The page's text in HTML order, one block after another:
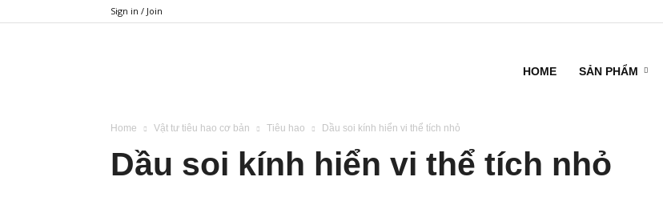
Sign in / Join
HOME SẢN PHẨM
Home Vật tư tiêu hao cơ bản Tiêu hao Dầu soi kính hiển vi thể tích nhỏ
Dầu soi kính hiển vi thể tích nhỏ